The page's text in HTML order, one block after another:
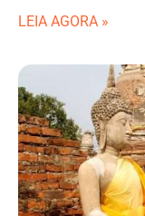
LEIA AGORA »